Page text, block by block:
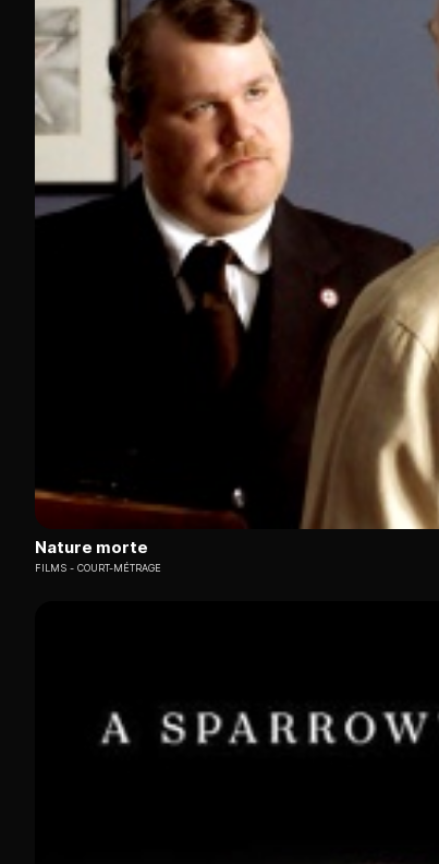
Nature morte
FILMS COURT-MÉTRAGE